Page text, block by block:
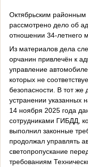
Октябрьским районным
рассмотрено дело об
отношении 34-летнего
Из материалов дела
орчанин привлечён к
управление
которых не
безопасности. В тот
устранении указанных
14 ноября 2025 года
сотрудниками ГИБДД,
выполнил законные
продолжал управлять
светопропускание
требованиям